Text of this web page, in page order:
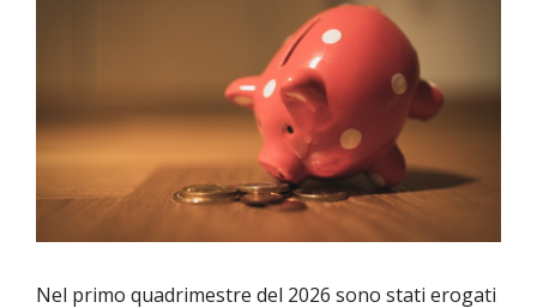
Nel primo quadrimestre del 2026 sono stati erogati